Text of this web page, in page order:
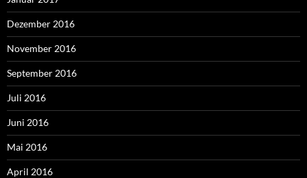
Dezember 2016
November 2016
September 2016
Juli 2016
Juni 2016
Mai 2016
April 2016